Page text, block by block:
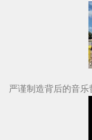
严谨制造背后的音